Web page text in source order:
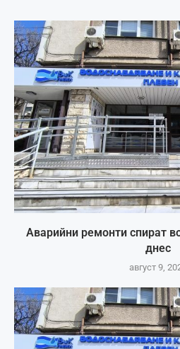
Аварийни ремонти спират
днес
август 9,